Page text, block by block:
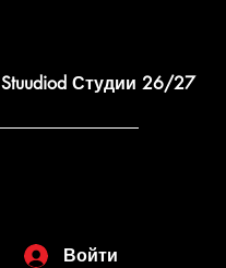
Stuudiod Студии 26/27
Войти